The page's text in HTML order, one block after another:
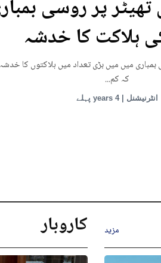
ہلاکت کا خدشہ
میں میں بڑی تعداد میں ہلاکتوں کا خدشہ
کہ کم...
انٹرنیشنل | 4 years پہلے
مزید کاروبار